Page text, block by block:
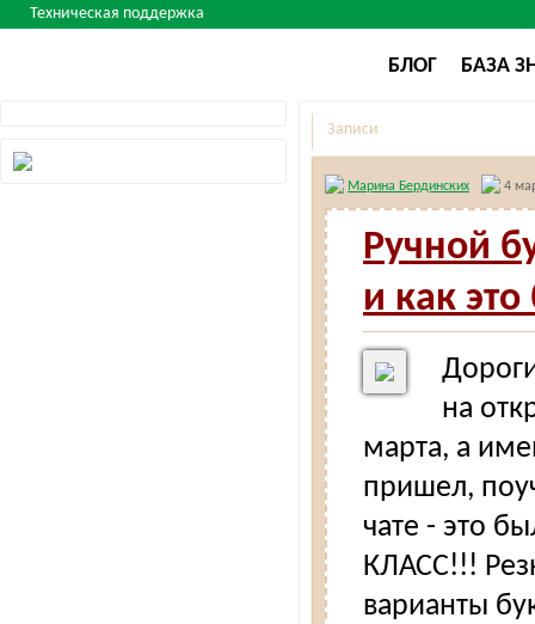
Техническая поддержка
БЛОГ БАЗА
Записи
Марина Бердинских 4
Ручной
и как
на
марта, а
пришел,
чате - это
КЛАСС!!!
варианты